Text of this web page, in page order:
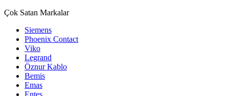
Çok Satan Markalar
Siemens
Phoenix Contact
Viko
Legrand
Öznur Kablo
Bemis
Emas
Entes